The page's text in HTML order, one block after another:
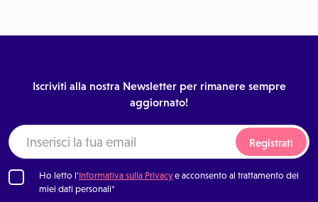
Iscriviti alla nostra Newsletter per rimanere sempre
aggiornato!
Registrati
Ho letto l'Informativa sulla Privacye acconsento al trattamento dei
miei dati personali*